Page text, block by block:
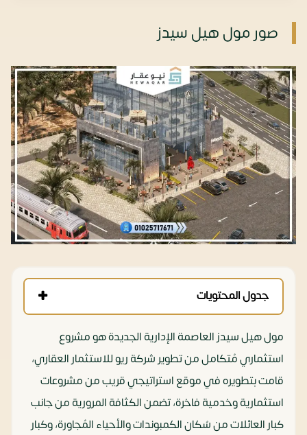
صور مول هيل سيدز
جدول المحتويات
مول هيل سيدز العاصمة الإدارية الجديدة هو مشروع
استثماري مُتكامل من تطوير شركة ريو للاستثمار العقاري،
قامت بتطويره في موقع استراتيجي قريب من مشروعات
استثمارية وخدمية فاخرة، تضمن الكثافة المرورية من جانب
كبار العائلات من سُكان الكمبوندات والأحياء المُجاورة، وكبار